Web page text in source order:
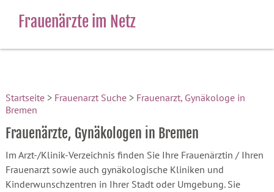
Frauenärzte im Netz
Startseite> Frauenarzt Suche> Frauenarzt, Gynäkologe in
Bremen
Frauenärzte, Gynäkologen in Bremen
Im Arzt-/Klinik-Verzeichnis finden Sie Ihre Frauenärztin / Ihren
Frauenarzt sowie auch gynäkologische Kliniken und
Kinderwunschzentren in Ihrer Stadt oder Umgebung. Sie